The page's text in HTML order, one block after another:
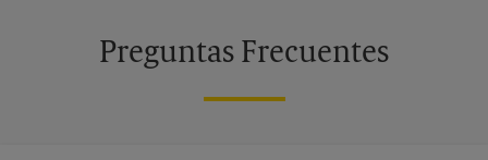
Preguntas Frecuentes